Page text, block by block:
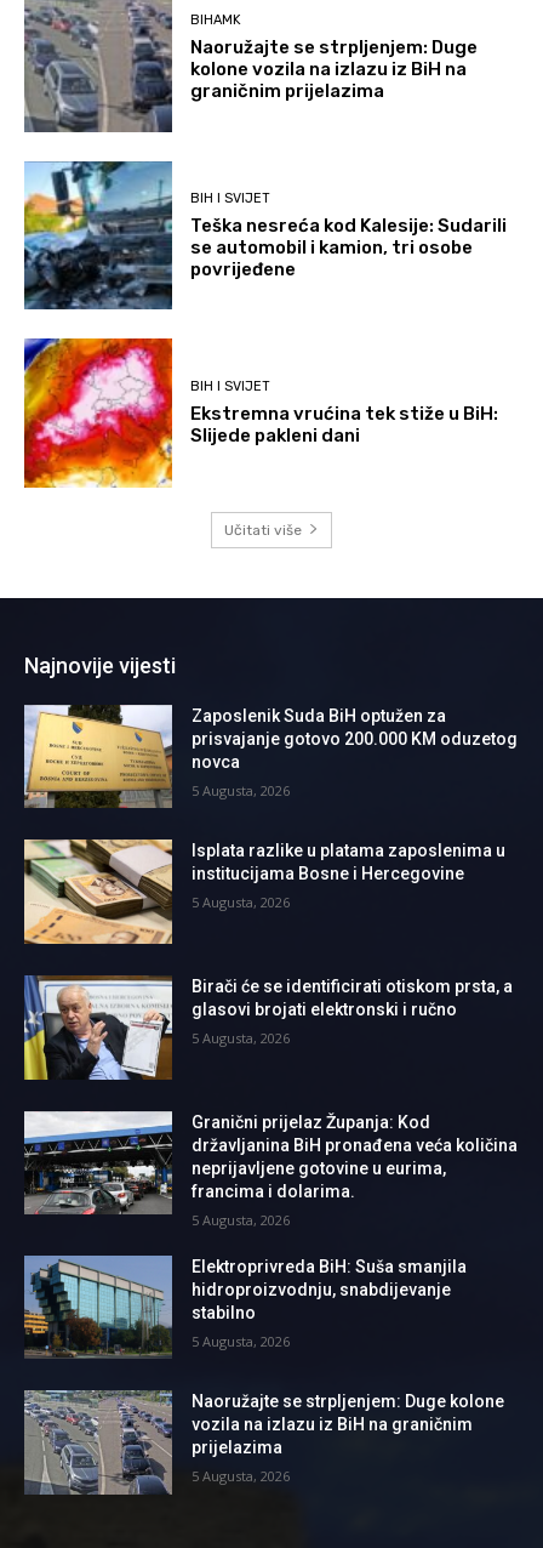
BIHAMK
Naoružajte se strpljenjem: Duge
kolone vozila na izlazu iz BiH na
graničnim prijelazima
BIH I SVIJET
Teška nesreća kod Kalesije: Sudarili
se automobil i kamion, tri osobe
povrijeđene
BIH I SVIJET
Ekstremna vrućina tek stiže u BiH:
Slijede pakleni dani
Učitati više
Najnovije vijesti
Zaposlenik Suda BiH optužen za
prisvajanje gotovo 200.000 KM oduzetog
novca
5 Augusta, 2026
Isplata razlike u platama zaposlenima u
institucijama Bosne i Hercegovine
5 Augusta, 2026
Birači će se identificirati otiskom prsta, a
glasovi brojati elektronski i ručno
5 Augusta, 2026
Granični prijelaz Županja: Kod
državljanina BiH pronađena veća količina
neprijavljene gotovine u eurima,
francima i dolarima.
5 Augusta, 2026
Elektroprivreda BiH: Suša smanjila
hidroproizvodnju, snabdijevanje
stabilno
5 Augusta, 2026
Naoružajte se strpljenjem: Duge kolone
vozila na izlazu iz BiH na graničnim
prijelazima
5 Augusta, 2026